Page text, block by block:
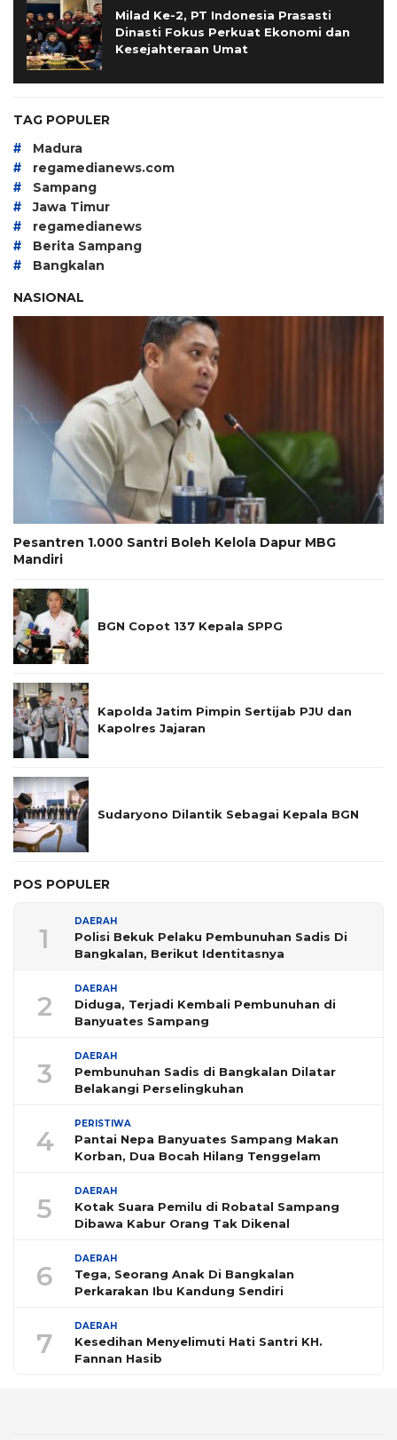
Milad Ke-2, PT Indonesia Prasasti
Dinasti Fokus Perkuat Ekonomi dan
Kesejahteraan Umat
TAG POPULER
# Madura
# regamedianews.com
# Sampang
# Jawa Timur
# regamedianews
# Berita Sampang
#
Bangkalan
NASIONAL
Pesantren 1.000 Santri Boleh Kelola Dapur MBG
Mandiri
BGN Copot 137 Kepala SPPG
Kapolda Jatim Pimpin Sertijab PJU dan
Kapolres Jajaran
Sudaryono Dilantik Sebagai Kepala BGN
POS POPULER
1
DAERAH
Polisi Bekuk Pelaku Pembunuhan Sadis Di
Bangkalan, Berikut Identitasnya
2
DAERAH
Diduga, Terjadi Kembali Pembunuhan di
Banyuates Sampang
3
DAERAH
Pembunuhan Sadis di Bangkalan Dilatar
Belakangi Perselingkuhan
4
PERISTIWA
Pantai Nepa Banyuates Sampang Makan
Korban, Dua Bocah Hilang Tenggelam
5
DAERAH
Kotak Suara Pemilu di Robatal Sampang
Dibawa Kabur Orang Tak Dikenal
6
DAERAH
Tega, Seorang Anak Di Bangkalan
Perkarakan Ibu Kandung Sendiri
7
DAERAH
Kesedihan Menyelimuti Hati Santri KH.
Fannan Hasib